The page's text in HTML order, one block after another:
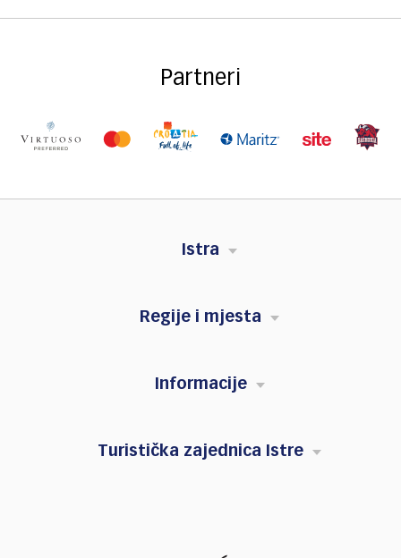
Partneri
Istra
Regije i mjesta
Informacije
Turistička zajednica Istre